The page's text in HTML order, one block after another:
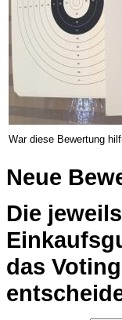
War diese Bewertung
Neue
Die
das